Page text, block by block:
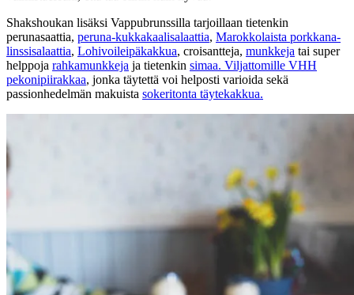
Shakshoukan lisäksi Vappubrunssilla tarjoillaan tietenkin
perunasaattia, peruna-kukkakaalisalaattia, Marokkolaista porkkana-
linssisalaattia, Lohivoileipäkakkua, croisantteja, munkkeja tai super
helppoja rahkamunkkeja ja tietenkin simaa. Viljattomille VHH
pekonipiirakkaa, jonka täytettä voi helposti varioida sekä
passionhedelmän makuista sokeritonta täytekakkua.